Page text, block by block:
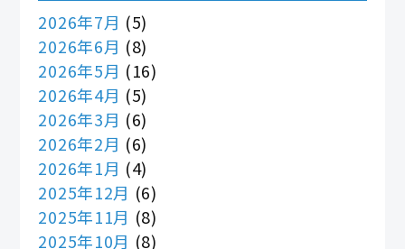
2026年7月 (5)
2026年6月 (8)
2026年5月 (16)
2026年4月 (5)
2026年3月 (6)
2026年2月 (6)
2026年1月 (4)
2025年12月 (6)
2025年11月 (8)
2025年10月 (8)